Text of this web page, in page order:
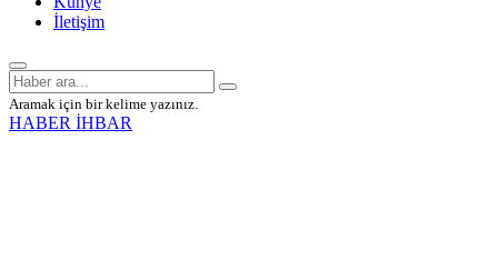
İletişim
Aramak için bir kelime yazınız.
HABER İHBAR